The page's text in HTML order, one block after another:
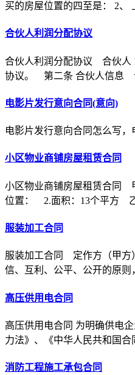
买的房屋位置的四至是： 2、
合伙人利润分配协议
合伙人利润分配协议 合伙人
协议。 第二条 合伙人信息
电影片发行意向合同(意向)
电影片发行意向合同怎么写
小区物业商铺房屋租赁合同
小区物业商铺房屋租赁合同
位置： 2.面积：13个平方
服装加工合同
服装加工合同 定作方（甲
信、互利、公平、公开的原
高压供用电合同
高压供用电合同 为明确供电
力法》、《中华人民共和国
消防工程施工承包合同